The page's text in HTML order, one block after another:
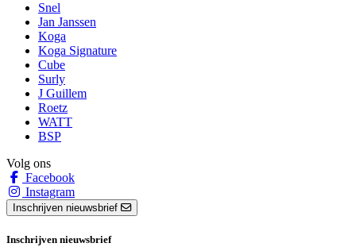
Snel
Jan Janssen
Koga
Koga Signature
Cube
Surly
J Guillem
Roetz
WATT
BSP
Volg ons
Facebook
Instagram
Inschrijven nieuwsbrief
Inschrijven nieuwsbrief